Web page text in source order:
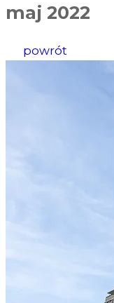
maj 2022
powrót